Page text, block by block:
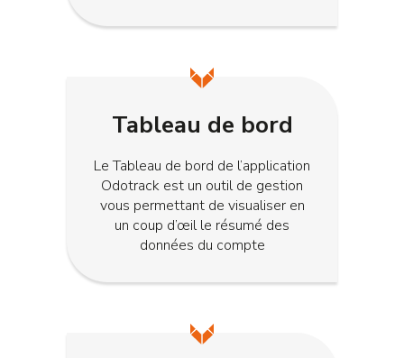
Tableau de bord
Le Tableau de bord de l’application
Odotrack est un outil de gestion
vous permettant de visualiser en
un coup d’œil le résumé des
données du compte